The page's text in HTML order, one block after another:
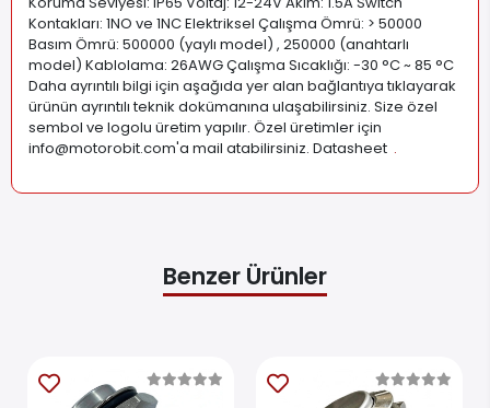
Kontakları: 1NO ve 1NC Elektriksel Çalışma Ömrü: > 50000
Basım Ömrü: 500000 (yaylı model) , 250000 (anahtarlı
model) Kablolama: 26AWG Çalışma Sıcaklığı: -30 °C ~ 85 °C
Daha ayrıntılı bilgi için aşağıda yer alan bağlantıya tıklayarak
ürünün ayrıntılı teknik dokümanına ulaşabilirsiniz. Size özel
sembol ve logolu üretim yapılır. Özel üretimler için
info@motorobit.com'a mail atabilirsiniz. Datasheet .
Benzer Ürünler